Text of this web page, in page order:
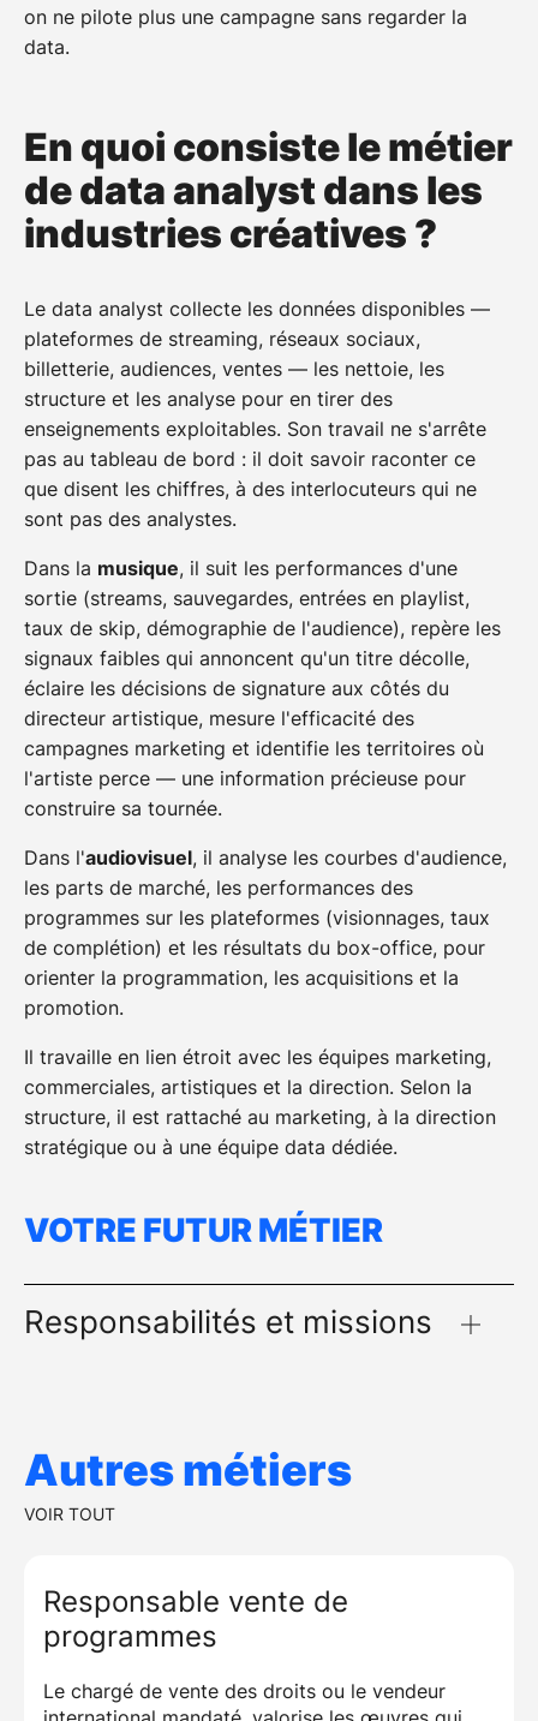
on ne pilote plus une campagne sans regarder la
data.
En quoi consiste le métier
de data analyst dans les
industries créatives ?
Le data analyst collecte les données disponibles —
plateformes de streaming, réseaux sociaux,
billetterie, audiences, ventes — les nettoie, les
structure et les analyse pour en tirer des
enseignements exploitables. Son travail ne s'arrête
pas au tableau de bord : il doit savoir raconter ce
que disent les chiffres, à des interlocuteurs qui ne
sont pas des analystes.
Dans la musique, il suit les performances d'une
sortie (streams, sauvegardes, entrées en playlist,
taux de skip, démographie de l'audience), repère les
signaux faibles qui annoncent qu'un titre décolle,
éclaire les décisions de signature aux côtés du
directeur artistique, mesure l'efficacité des
campagnes marketing et identifie les territoires où
l'artiste perce — une information précieuse pour
construire sa tournée.
Dans l'audiovisuel, il analyse les courbes d'audience,
les parts de marché, les performances des
programmes sur les plateformes (visionnages, taux
de complétion) et les résultats du box-office, pour
orienter la programmation, les acquisitions et la
promotion.
Il travaille en lien étroit avec les équipes marketing,
commerciales, artistiques et la direction. Selon la
structure, il est rattaché au marketing, à la direction
stratégique ou à une équipe data dédiée.
VOTRE FUTUR MÉTIER
Responsabilités et missions
Autres métiers
VOIR TOUT
Responsable vente de
programmes
Le chargé de vente des droits ou le vendeur